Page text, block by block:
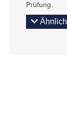
Prüfung.